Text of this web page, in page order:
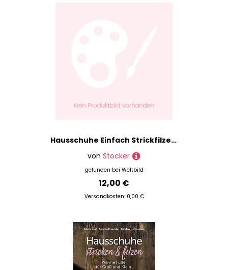
Hausschuhe Einfach Strickfilzen - Helga König, Kartoniert (TB)
von Stocker
gefunden bei Weltbild
12,00 €
Versandkosten: 0,00 €